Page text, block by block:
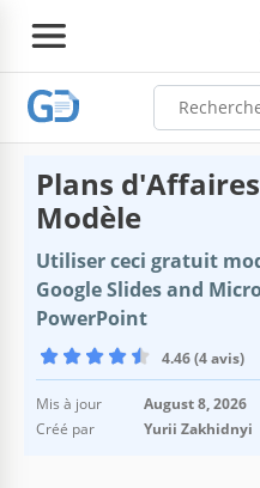
Plans
Modèle
Utiliser ceci gratuit
Google Slides and
PowerPoint
4.46 (4 avis)
Mis à jour
August 8, 2026
Créé par
Yurii Zakhidnyi